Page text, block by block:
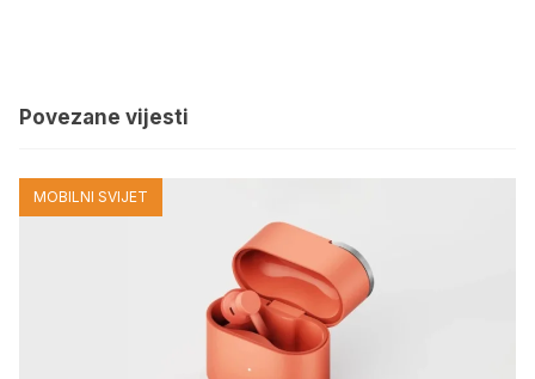
Povezane vijesti
MOBILNI SVIJET